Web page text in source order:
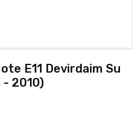
E11 Devirdaim Su
- 2010)